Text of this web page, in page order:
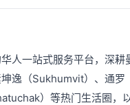
人一站式服务平台，深
逸（Sukhumvit）、通
）等热门生活圈